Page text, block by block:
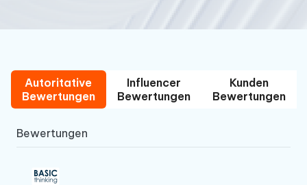
Autoritative
Bewertungen
Influencer
Bewertungen
Kunden
Bewertungen
Bewertungen